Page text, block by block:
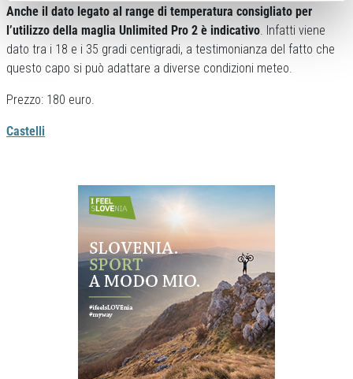
Anche il dato legato al range di temperatura consigliato per
l’utilizzo della maglia Unlimited Pro 2 è indicativo . Infatti viene
dato tra i 18 e i 35 gradi centigradi, a testimonianza del fatto che
questo capo si può adattare a diverse condizioni meteo.
Prezzo: 180 euro.
Castelli
Previous